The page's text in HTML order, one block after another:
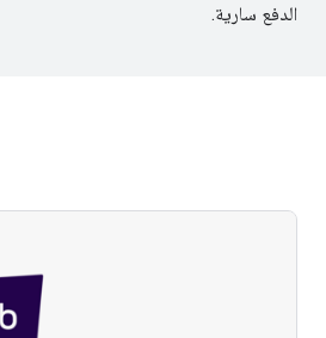
الدفع سارية.